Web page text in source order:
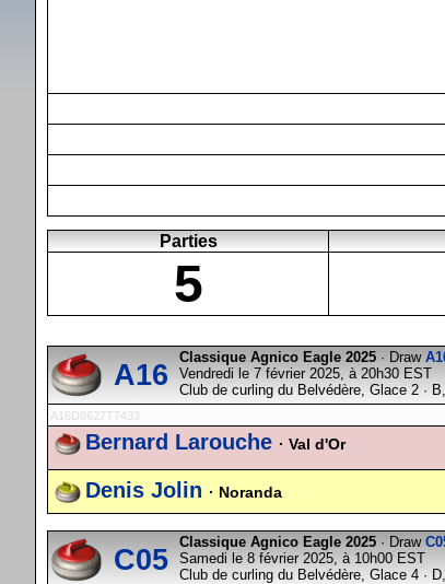
Parties
5
A16
Classique Agnico Eagle 2025 · Draw
Vendredi le 7 février 2025, à 20h30 EST
Club de curling du Belvédère, Glace 2 ·
A16D8627T7433
Bernard Larouche · Val d'Or
Denis Jolin · Noranda
C05
Classique Agnico Eagle 2025 · Draw
Samedi le 8 février 2025, à 10h00 EST
Club de curling du Belvédère, Glace 4 ·